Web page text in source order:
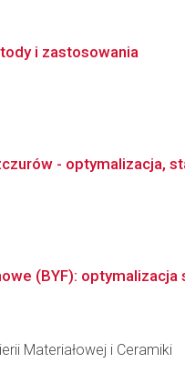
i zastosowania
- optymalizacja,
(BYF): optymalizacja
Materiałowej i Ceramiki